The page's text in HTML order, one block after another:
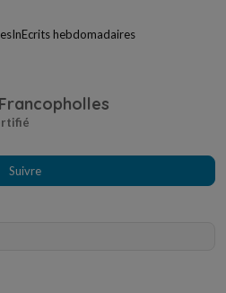
InEcrits hebdomadaires
Suivre